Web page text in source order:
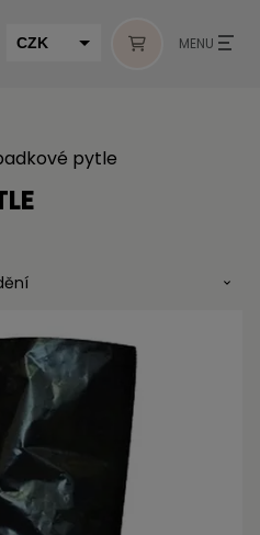
CZK
MUR
MENU
pytle